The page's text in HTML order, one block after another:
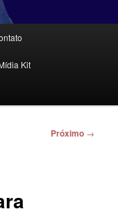
Kit
Próximo →